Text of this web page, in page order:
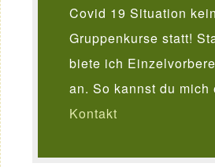
Covid 19 Situation
Gruppenkurse statt!
biete ich
an. So kannst du mich
Kontakt